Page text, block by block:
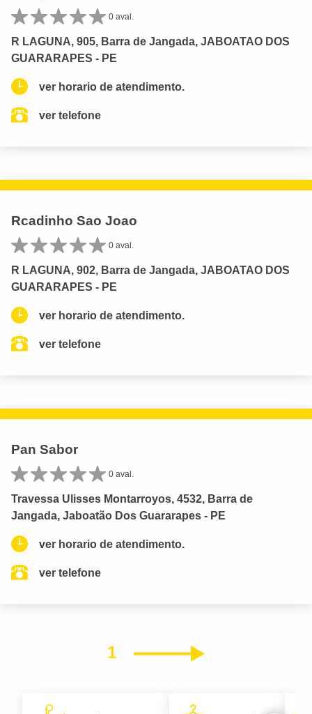
0 aval.
R LAGUNA, 905, Barra de Jangada, JABOATAO DOS
GUARARAPES - PE
ver horario de atendimento.
ver telefone
Rcadinho Sao Joao
0 aval.
R LAGUNA, 902, Barra de Jangada, JABOATAO DOS
GUARARAPES - PE
ver horario de atendimento.
ver telefone
Pan Sabor
0 aval.
Travessa Ulisses Montarroyos, 4532, Barra de
Jangada, Jaboatão Dos Guararapes - PE
ver horario de atendimento.
ver telefone
1 Próximo